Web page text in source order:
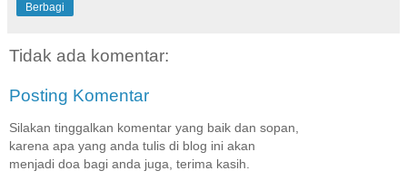
Berbagi
Tidak ada komentar:
Posting Komentar
Silakan tinggalkan komentar yang baik dan sopan,
karena apa yang anda tulis di blog ini akan
menjadi doa bagi anda juga, terima kasih.